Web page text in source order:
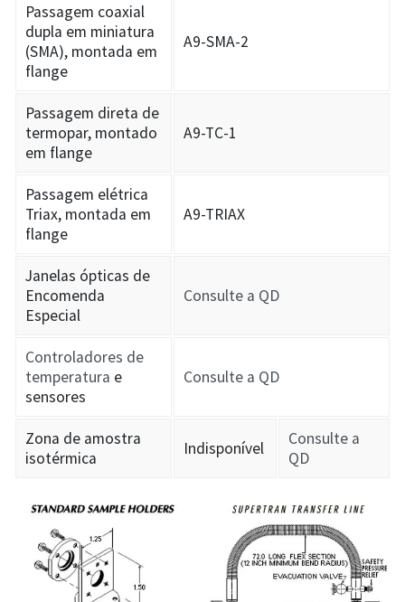
Passagem coaxial
dupla em miniatura
(SMA), montada em
flange
A9-SMA-2
Passagem direta de
termopar, montado
em flange
A9-TC-1
Passagem elétrica
Triax, montada em
flange
A9-TRIAX
Janelas ópticas de
Encomenda
Especial
Consulte a QD
Controladores de
temperatura e
sensores
Consulte a QD
Zona de amostra
isotérmica
Indisponível
Consulte a
QD